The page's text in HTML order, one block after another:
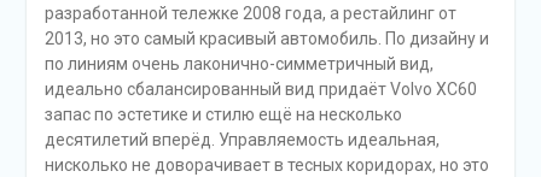
разработанной тележке 2008 года, а рестайлинг от
2013, но это самый красивый автомобиль. По дизайну и
по линиям очень лаконично-симметричный вид,
идеально сбалансированный вид придаёт Volvo XC60
запас по эстетике и стилю ещё на несколько
десятилетий вперёд. Управляемость идеальная,
нисколько не доворачивает в тесных коридорах, но это